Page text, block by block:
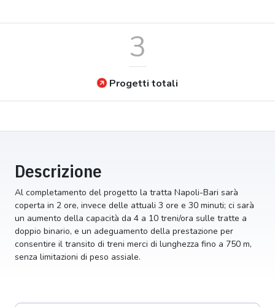
3
Progetti totali
Descrizione
Al completamento del progetto la tratta Napoli-Bari sarà
coperta in 2 ore, invece delle attuali 3 ore e 30 minuti; ci sarà
un aumento della capacità da 4 a 10 treni/ora sulle tratte a
doppio binario, e un adeguamento della prestazione per
consentire il transito di treni merci di lunghezza fino a 750 m,
senza limitazioni di peso assiale.